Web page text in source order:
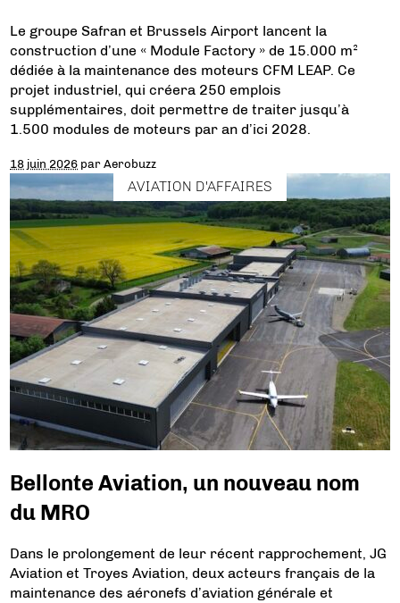
Le groupe Safran et Brussels Airport lancent la
construction d’une « Module Factory » de 15.000 m²
dédiée à la maintenance des moteurs CFM LEAP. Ce
projet industriel, qui créera 250 emplois
supplémentaires, doit permettre de traiter jusqu’à
1.500 modules de moteurs par an d’ici 2028.
18 juin 2026 parAerobuzz
AVIATION D'AFFAIRES
Bellonte Aviation, un nouveau nom
du MRO
Dans le prolongement de leur récent rapprochement, JG
Aviation et Troyes Aviation, deux acteurs français de la
maintenance des aéronefs d’aviation générale et